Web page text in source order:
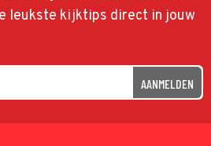
leukste kijktips direct in jouw
AANMELDEN